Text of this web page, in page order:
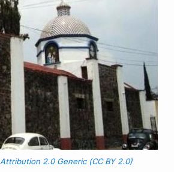
Attribution 2.0 Generic (CC BY 2.0)